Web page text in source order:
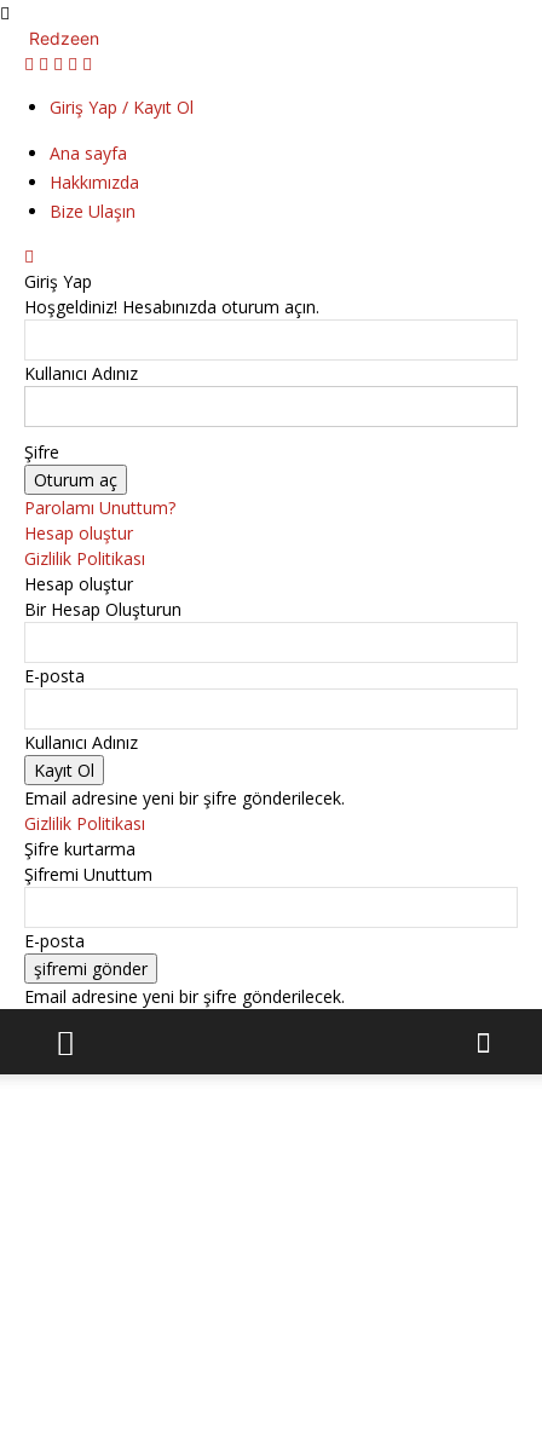
Redzeen
Giriş Yap / Kayıt Ol
Ana sayfa
Hakkımızda
Bize Ulaşın
Giriş Yap
Hoşgeldiniz! Hesabınızda oturum açın.
Kullanıcı Adınız
Şifre
Parolamı Unuttum?
Hesap oluştur
Gizlilik Politikası
Hesap oluştur
Bir Hesap Oluşturun
E-posta
Kullanıcı Adınız
Email adresine yeni bir şifre gönderilecek.
Gizlilik Politikası
Şifre kurtarma
Şifremi Unuttum
E-posta
Email adresine yeni bir şifre gönderilecek.